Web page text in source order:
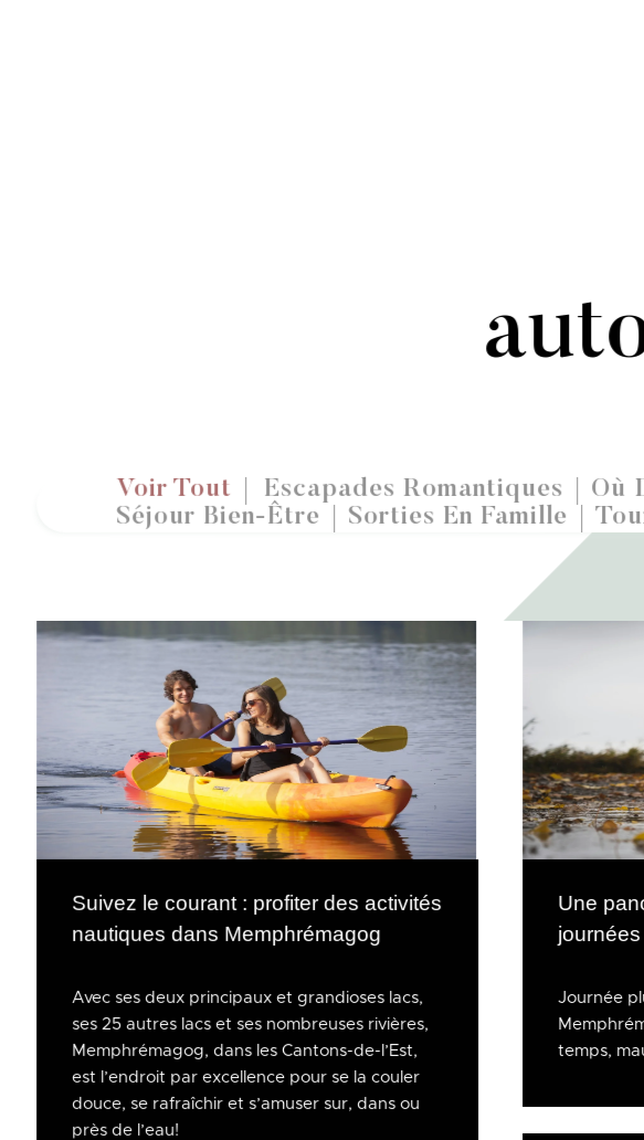
Voir Tout Escapades Romantiques Où
Séjour Bien-Être Sorties En Famille
Suivez le courant : profiter des activités
nautiques dans Memphrémagog
Avec ses deux principaux et grandioses lacs,
ses 25 autres lacs et ses nombreuses rivières,
Memphrémagog, dans les Cantons-de-l’Est,
est l’endroit par excellence pour se la couler
douce, se rafraîchir et s’amuser sur, dans ou
près de l’eau!
Une
Journée
temps,